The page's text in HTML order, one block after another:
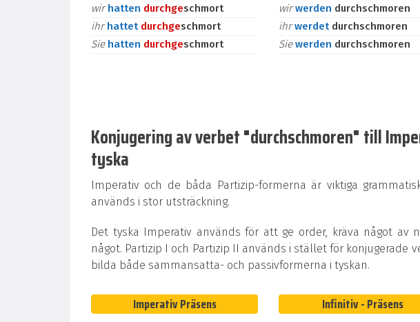
wirhatten durchgeschmort
ihrhattet durchgeschmort
Sie hatten durchgeschmort
wirwerden durchschmoren
ihrwerdet durchschmoren
Siewerden durchschmoren
Konjugering av verbet "durchschmoren" till
tyska
Imperativ och de båda Partizip-formerna är viktiga
används i stor utsträckning.
Det tyska Imperativ används för att ge order, kräva något
något. Partizip I och Partizip II används i stället för konjugerade
bilda både sammansatta- och passivformerna i tyskan.
Imperativ Präsens Infinitiv - Präsens